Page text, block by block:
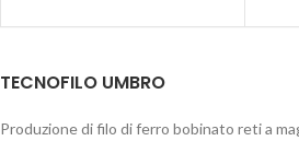
TECNOFILO UMBRO
Produzione di filo di ferro bobinato reti a